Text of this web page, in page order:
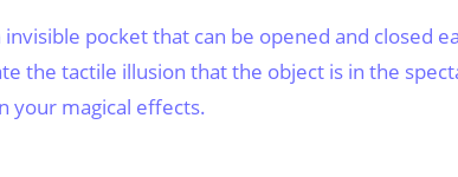
pocket that can be opened and closed
the tactile illusion that the object is in the
your magical effects.